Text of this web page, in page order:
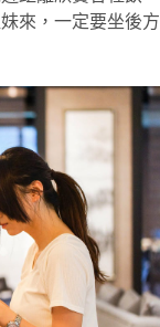
來，一定要坐後方